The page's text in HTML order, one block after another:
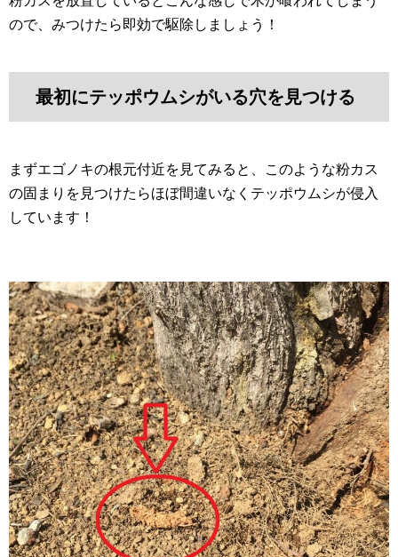
ので、みつけたら即効で駆除しましょう！
最初にテッポウムシがいる穴を見つける
まずエゴノキの根元付近を見てみると、このような粉カス
の固まりを見つけたらほぼ間違いなくテッポウムシが侵入
しています！